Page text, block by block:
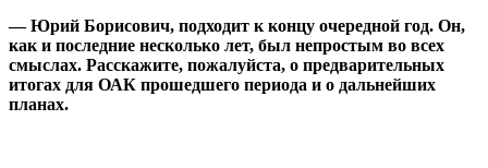
— Юрий Борисович, подходит к концу очередной год. Он,
как и последние несколько лет, был непростым во всех
смыслах. Расскажите, пожалуйста, о предварительных
итогах для ОАК прошедшего периода и о дальнейших
планах.